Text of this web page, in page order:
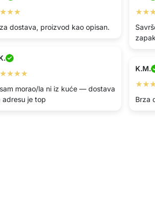
dostava, proizvod kao opisan.
morao/la ni iz kuće — dostava
adresu je top
K.M.
Brza